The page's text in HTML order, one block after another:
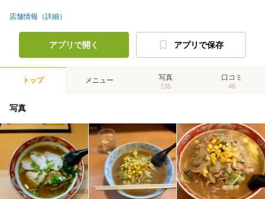
店舗情報（詳細）
アプリで開く アプリで保存
トップ メニュー 写真
135
口コミ
46
写真